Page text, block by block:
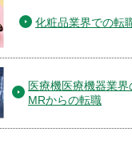
化粧品業界での転
医療機医療機器業界
MRからの転職